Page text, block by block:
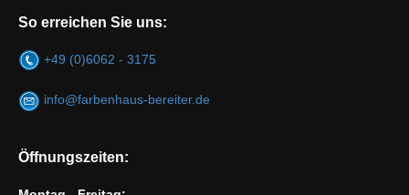
So erreichen Sie uns:
+49 (0)6062 - 3175
info@farbenhaus-bereiter.de
Öffnungszeiten: